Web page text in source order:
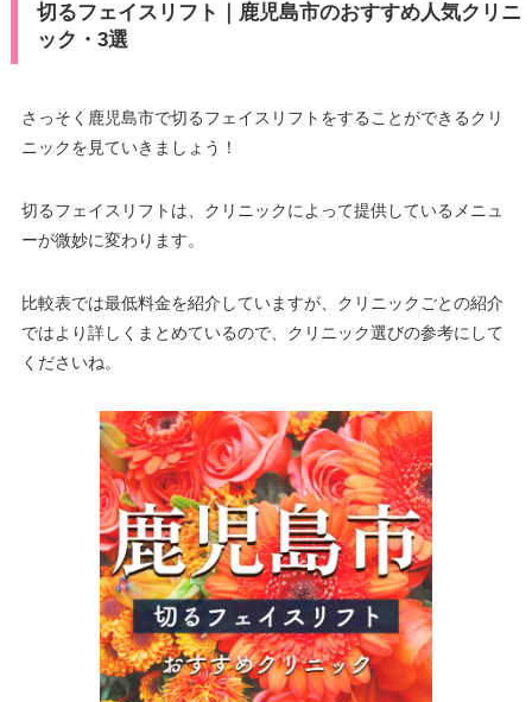
切るフェイスリフト｜鹿児島市のおすすめ人気クリニ
ック・3選
さっそく鹿児島市で切るフェイスリフトをすることができるクリ
ニックを見ていきましょう！
切るフェイスリフトは、クリニックによって提供しているメニュ
ーが微妙に変わります。
比較表では最低料金を紹介していますが、クリニックごとの紹介
ではより詳しくまとめているので、クリニック選びの参考にして
くださいね。